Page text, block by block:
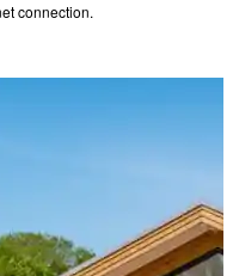
connection.